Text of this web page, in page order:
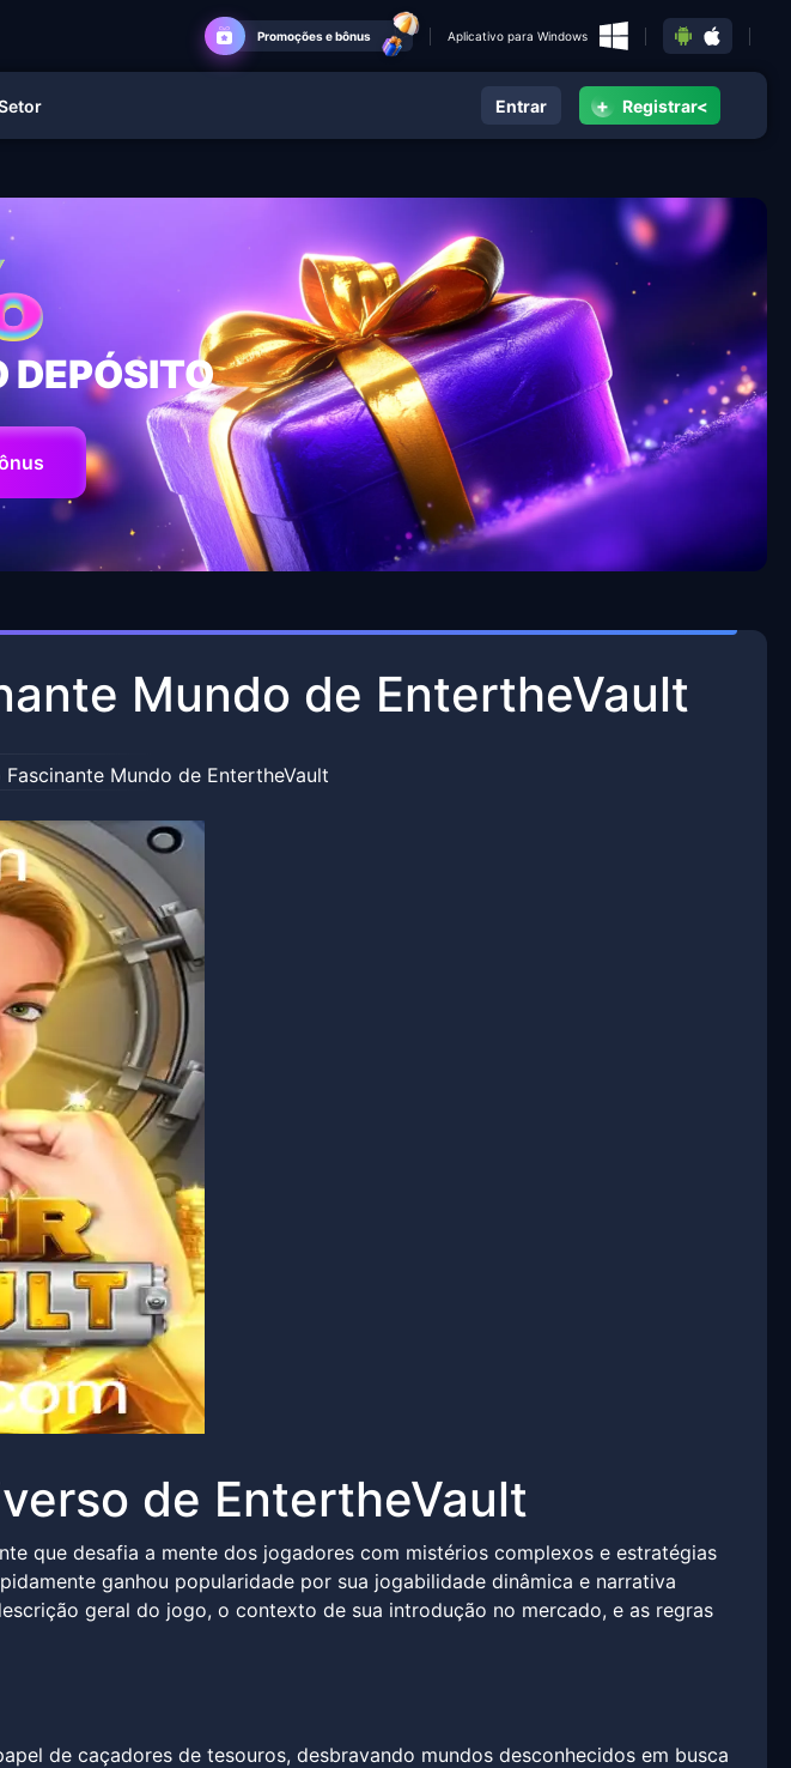
Promoções e bônus Aplicativo para Windows
Entrar + Registrar<
DEPÓSITO
Mundo de EntertheVault
Fascinante Mundo de EntertheVault
de EntertheVault
que desafia a mente dos jogadores com mistérios complexos e estratégias
ganhou popularidade por sua jogabilidade dinâmica e narrativa
geral do jogo, o contexto de sua introdução no mercado, e as regras
de caçadores de tesouros, desbravando mundos desconhecidos em busca